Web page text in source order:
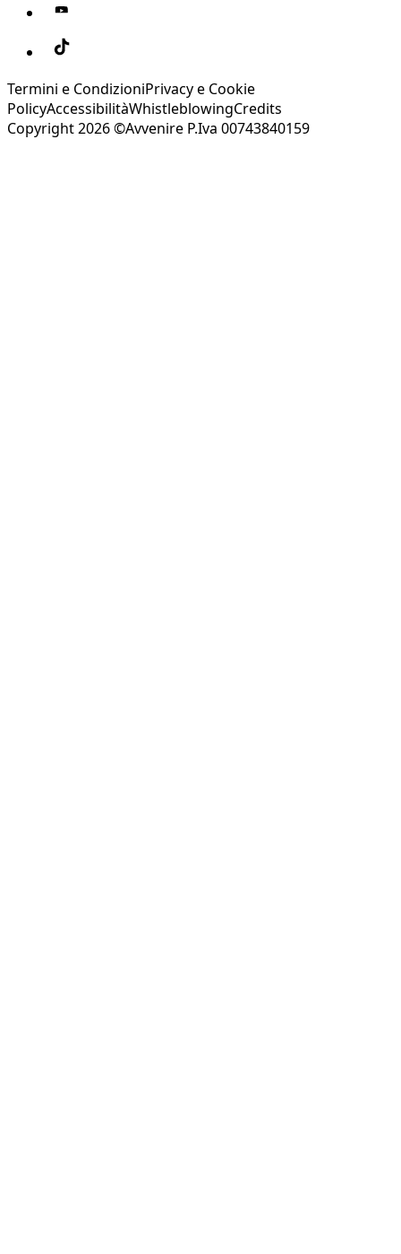
Termini e CondizioniPrivacy e Cookie
PolicyAccessibilitàWhistleblowingCredits
Copyright 2026 ©Avvenire P.Iva 00743840159